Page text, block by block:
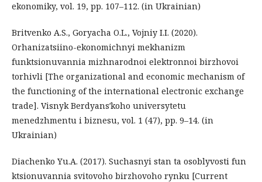
ekonomiky, vol. 19, pp. 107–112. (in Ukrainian)
Britvenko A.S., Goryacha O.L., Vojniy І.І. (2020).
Orhanizatsiino-ekonomichnyi mekhanizm
funktsionuvannia mizhnarodnoi elektronnoi birzhovoi
torhivli [The organizational and economic mechanism of
the functioning of the international electronic exchange
trade]. Visnyk Berdyansʹkoho universytetu
menedzhmentu i biznesu, vol. 1 (47), pp. 9–14. (in
Ukrainian)
Dіachenko Yu.A. (2017). Suchasnyi stan ta osoblyvosti fun
ktsionuvannia svitovoho birzhovoho rynku [Current